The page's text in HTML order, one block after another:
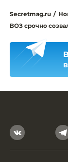
Secretmag.ru /
ВОЗ срочно